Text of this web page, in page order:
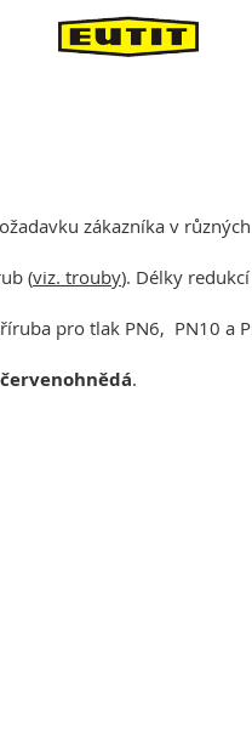
zákazníka v
(viz. trouby). Délky
pro tlak PN6, PN10 a
.